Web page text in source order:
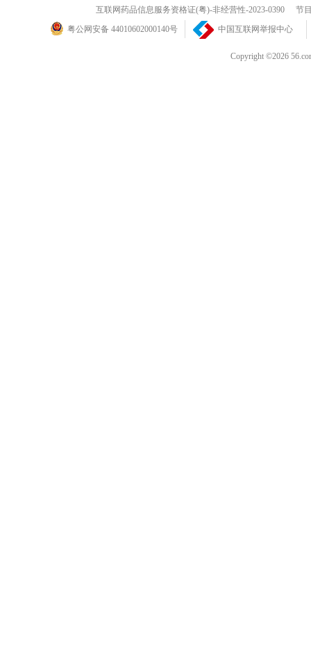
互联网药品信息服务资格证(粤)-非经营性-2023-0390
节
粤公网安备 44010602000140号
中国互联网举报中心
Copyright ©2026